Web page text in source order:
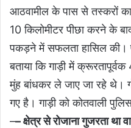
आठवामील के पास से तस्करों
10 किलोमीटर पीछा करने के
पकड़ने में सफलता हासिल की।
बताया कि गाड़ी में
मुंह बांधकर ले जाए जा रहे थे।
गए है। गाड़ी को कोतवाली
–– क्षेत्र से रोजाना गुजरता था